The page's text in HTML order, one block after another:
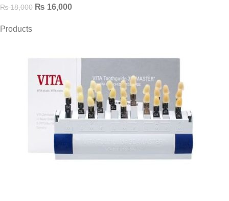
₨18,000 ₨ 16,000
Products